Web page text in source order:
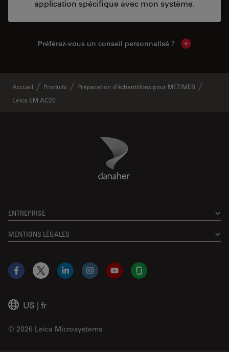
application spécifique avec mon système.
Préférez-vous un conseil personnalisé ? Show local
Accueil Produits
Préparation d’échantillons pour MET/MEB
Leica EM AC20
Danaher Logo
ENTREPRISE
MENTIONS LÉGALES
US | fr
© 2026 Leica Microsystems
Facebook
X LinkedInInstagramYouTubeGlassdoor